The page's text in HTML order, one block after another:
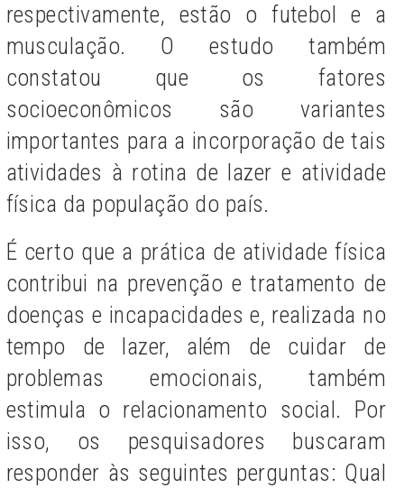
respectivamente, estão o futebol e a
musculação. O estudo também
constatou que os fatores
socioeconômicos são variantes
importantes para a incorporação de tais
atividades à rotina de lazer e atividade
física da população do país.
É certo que a prática de atividade física
contribui na prevenção e tratamento de
doenças e incapacidades e, realizada no
tempo de lazer, além de cuidar de
problemas emocionais, também
estimula o relacionamento social. Por
isso, os pesquisadores buscaram
responder às seguintes perguntas: Qual